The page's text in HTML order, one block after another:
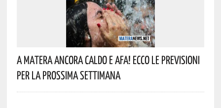
A Matera Ancora Caldo E Afa! Ecco Le Previsioni
Per La Prossima Settimana